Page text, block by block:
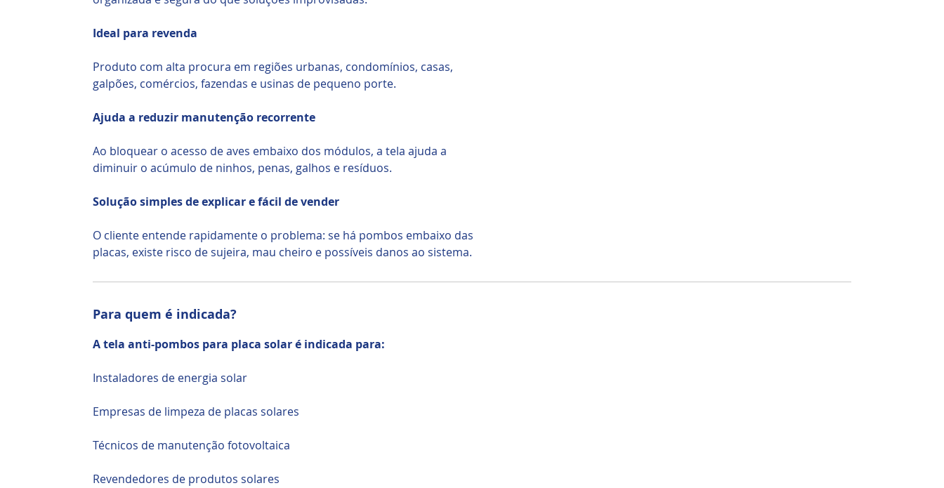
Ideal para revenda
Produto com alta procura em regiões urbanas, condomínios, casas,
galpões, comércios, fazendas e usinas de pequeno porte.
Ajuda a reduzir manutenção recorrente
Ao bloquear o acesso de aves embaixo dos módulos, a tela ajuda a
diminuir o acúmulo de ninhos, penas, galhos e resíduos.
Solução simples de explicar e fácil de vender
O cliente entende rapidamente o problema: se há pombos embaixo das
placas, existe risco de sujeira, mau cheiro e possíveis danos ao sistema.
Para quem é indicada?
A tela anti-pombos para placa solar é indicada para:
Instaladores de energia solar
Empresas de limpeza de placas solares
Técnicos de manutenção fotovoltaica
Revendedores de produtos solares